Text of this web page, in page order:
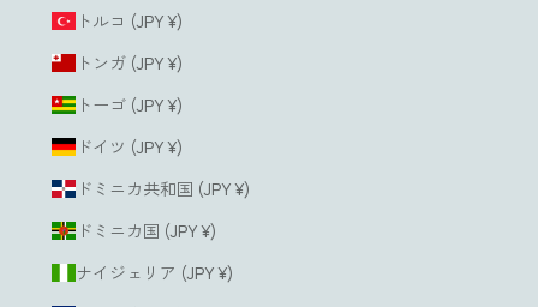
トルコ (JPY ¥)
トンガ (JPY ¥)
トーゴ (JPY ¥)
ドイツ (JPY ¥)
ドミニカ共和国 (JPY ¥)
ドミニカ国 (JPY ¥)
ナイジェリア (JPY ¥)